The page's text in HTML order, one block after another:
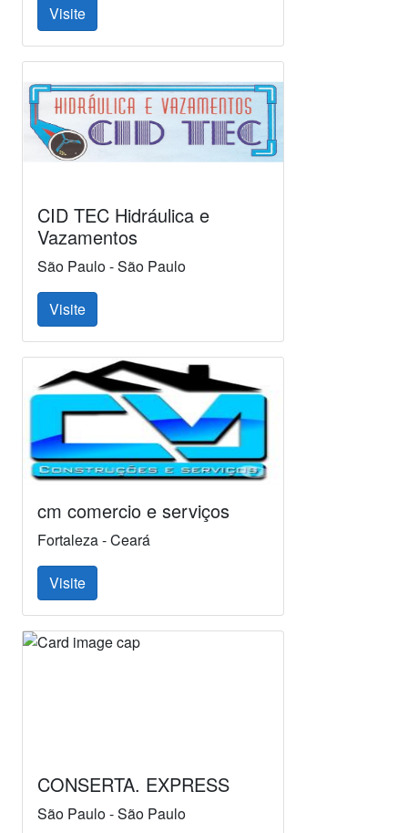
Visite
CID TEC Hidráulica e
Vazamentos
São Paulo - São Paulo
Visite
cm comercio e serviços
Fortaleza - Ceará
Visite
CONSERTA. EXPRESS
São Paulo - São Paulo